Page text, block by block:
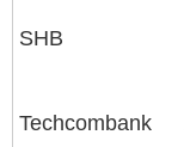
SHB
Techcombank